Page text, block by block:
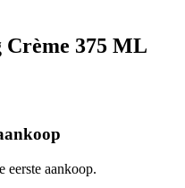
Crème 375 ML
eerste aankoop.